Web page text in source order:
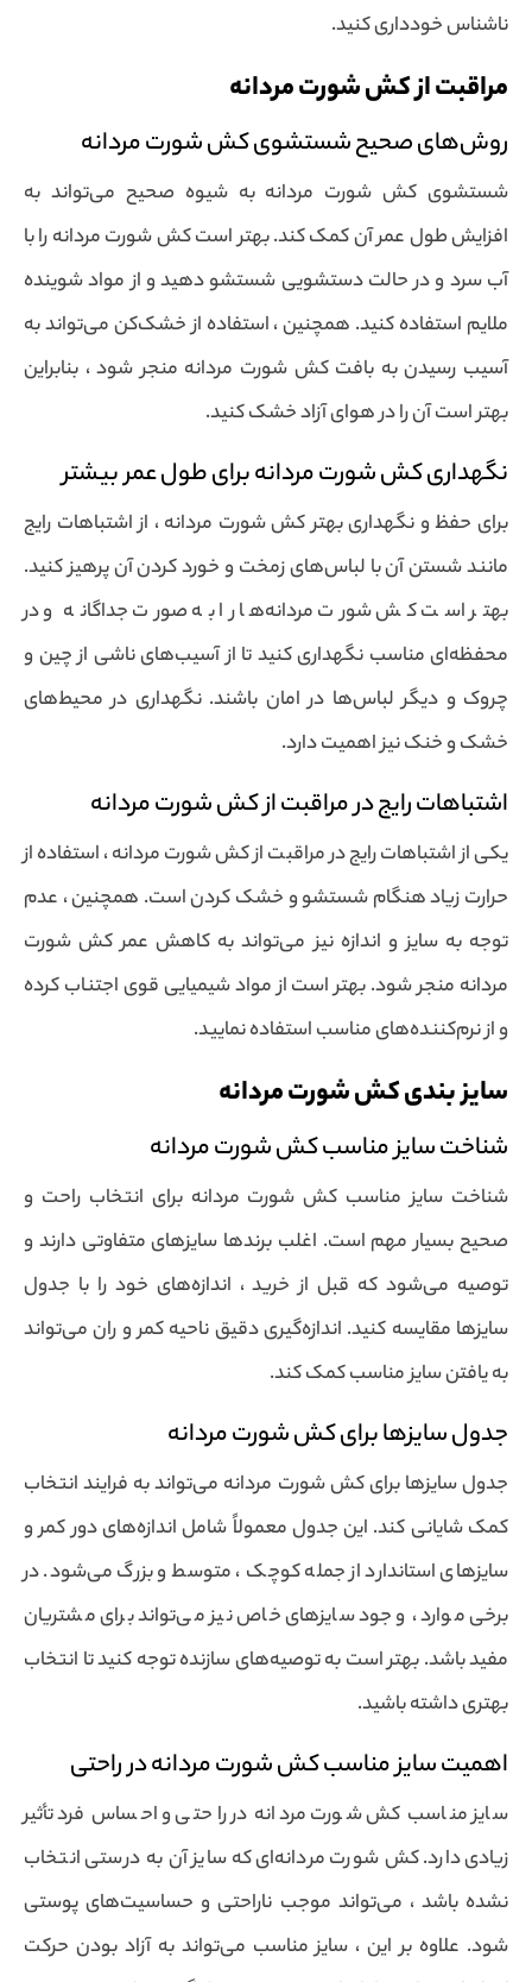
ناشناس خودداری کنید.
مراقبت از کش شورت مردانه
روش‌های صحیح شستشوی کش شورت مردانه
شستشوی کش شورت مردانه به شیوه صحیح می‌تواند به
افزایش طول عمر آن کمک کند. بهتر است کش شورت مردانه را با
آب سرد و در حالت دستشویی شستشو دهید و از مواد شوینده
ملایم استفاده کنید. همچنین ، استفاده از خشک‌کن می‌تواند به
آسیب رسیدن به بافت کش شورت مردانه منجر شود ، بنابراین
بهتر است آن را در هوای آزاد خشک کنید.
نگهداری کش شورت مردانه برای طول عمر بیشتر
برای حفظ و نگهداری بهتر کش شورت مردانه ، از اشتباهات رایج
مانند شستن آن با لباس‌های زمخت و خورد کردن آن پرهیز کنید.
بهتر است کش شورت مردانه‌ها را به صورت جداگانه و در
محفظه‌ای مناسب نگهداری کنید تا از آسیب‌های ناشی از چین و
چروک و دیگر لباس‌ها در امان باشند. نگهداری در محیط‌های
خشک و خنک نیز اهمیت دارد.
اشتباهات رایج در مراقبت از کش شورت مردانه
یکی از اشتباهات رایج در مراقبت از کش شورت مردانه ، استفاده از
حرارت زیاد هنگام شستشو و خشک کردن است. همچنین ، عدم
توجه به سایز و اندازه نیز می‌تواند به کاهش عمر کش شورت
مردانه منجر شود. بهتر است از مواد شیمیایی قوی اجتناب کرده
و از نرم‌کننده‌های مناسب استفاده نمایید.
سایز بندی کش شورت مردانه
شناخت سایز مناسب کش شورت مردانه
شناخت سایز مناسب کش شورت مردانه برای انتخاب راحت و
صحیح بسیار مهم است. اغلب برندها سایزهای متفاوتی دارند و
توصیه می‌شود که قبل از خرید ، اندازه‌های خود را با جدول
سایزها مقایسه کنید. اندازه‌گیری دقیق ناحیه کمر و ران می‌تواند
به یافتن سایز مناسب کمک کند.
جدول سایزها برای کش شورت مردانه
جدول سایزها برای کش شورت مردانه می‌تواند به فرایند انتخاب
کمک شایانی کند. این جدول معمولاً شامل اندازه‌های دور کمر و
سایزهای استاندارد از جمله کوچک ، متوسط و بزرگ می‌شود. در
برخی موارد ، وجود سایزهای خاص نیز می‌تواند برای مشتریان
مفید باشد. بهتر است به توصیه‌های سازنده توجه کنید تا انتخاب
بهتری داشته باشید.
اهمیت سایز مناسب کش شورت مردانه در راحتی
سایز مناسب کش شورت مردانه در راحتی و احساس فرد تأثیر
زیادی دارد. کش شورت مردانه‌ای که سایز آن به درستی انتخاب
نشده باشد ، می‌تواند موجب ناراحتی و حساسیت‌های پوستی
شود. علاوه بر این ، سایز مناسب می‌تواند به آزاد بودن حرکت